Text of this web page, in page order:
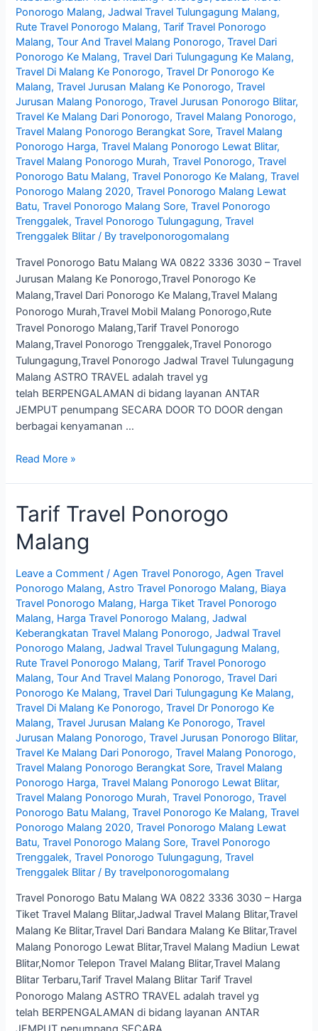
Ponorogo Malang,Jadwal Travel Tulungagung Malang,
Rute Travel Ponorogo Malang,Tarif Travel Ponorogo
Malang,Tour And Travel Malang Ponorogo,Travel Dari
Ponorogo Ke Malang,Travel Dari Tulungagung Ke Malang,
Travel Di Malang Ke Ponorogo,Travel Dr Ponorogo Ke
Malang,Travel Jurusan Malang Ke Ponorogo,Travel
Jurusan Malang Ponorogo,Travel Jurusan Ponorogo Blitar,
Travel Ke Malang Dari Ponorogo,Travel Malang Ponorogo,
Travel Malang Ponorogo Berangkat Sore,Travel Malang
Ponorogo Harga,Travel Malang Ponorogo Lewat Blitar,
Travel Malang Ponorogo Murah,Travel Ponorogo,Travel
Ponorogo Batu Malang,Travel Ponorogo Ke Malang,Travel
Ponorogo Malang 2020,Travel Ponorogo Malang Lewat
Batu,Travel Ponorogo Malang Sore,Travel Ponorogo
Trenggalek,Travel Ponorogo Tulungagung,Travel
Trenggalek Blitar / Bytravelponorogomalang
Travel Ponorogo Batu Malang WA 0822 3336 3030 – Travel
Jurusan Malang Ke Ponorogo,Travel Ponorogo Ke
Malang,Travel Dari Ponorogo Ke Malang,Travel Malang
Ponorogo Murah,Travel Mobil Malang Ponorogo,Rute
Travel Ponorogo Malang,Tarif Travel Ponorogo
Malang,Travel Ponorogo Trenggalek,Travel Ponorogo
Tulungagung,Travel Ponorogo Jadwal Travel Tulungagung
Malang ASTRO TRAVEL adalah travel yg
telah BERPENGALAMAN di bidang layanan ANTAR
JEMPUT penumpang SECARA DOOR TO DOOR dengan
berbagai kenyamanan …
Jadwal
Malang
Read More »
Tarif Travel Ponorogo
Malang
Leave a Comment /Agen Travel Ponorogo,Agen Travel
Ponorogo Malang,Astro Travel Ponorogo Malang, Biaya
Travel Ponorogo Malang, Harga Tiket Travel Ponorogo
Malang, Harga Travel Ponorogo Malang,Jadwal
Keberangkatan Travel Malang Ponorogo,Jadwal Travel
Ponorogo Malang,Jadwal Travel Tulungagung Malang,
Rute Travel Ponorogo Malang,Tarif Travel Ponorogo
Malang,Tour And Travel Malang Ponorogo,Travel Dari
Ponorogo Ke Malang,Travel Dari Tulungagung Ke Malang,
Travel Di Malang Ke Ponorogo,Travel Dr Ponorogo Ke
Malang,Travel Jurusan Malang Ke Ponorogo,Travel
Jurusan Malang Ponorogo,Travel Jurusan Ponorogo Blitar,
Travel Ke Malang Dari Ponorogo,Travel Malang Ponorogo,
Travel Malang Ponorogo Berangkat Sore,Travel Malang
Ponorogo Harga,Travel Malang Ponorogo Lewat Blitar,
Travel Malang Ponorogo Murah,Travel Ponorogo,Travel
Ponorogo Batu Malang,Travel Ponorogo Ke Malang,Travel
Ponorogo Malang 2020,Travel Ponorogo Malang Lewat
Batu,Travel Ponorogo Malang Sore,Travel Ponorogo
Trenggalek,Travel Ponorogo Tulungagung,Travel
Trenggalek Blitar / Bytravelponorogomalang
Travel Ponorogo Batu Malang WA 0822 3336 3030 – Harga
Tiket Travel Malang Blitar,Jadwal Travel Malang Blitar,Travel
Malang Ke Blitar,Travel Dari Bandara Malang Ke Blitar,Travel
Malang Ponorogo Lewat Blitar,Travel Malang Madiun Lewat
Blitar,Nomor Telepon Travel Malang Blitar,Travel Malang
Blitar Terbaru,Tarif Travel Malang Blitar Tarif Travel
Ponorogo Malang ASTRO TRAVEL adalah travel yg
telah BERPENGALAMAN di bidang layanan ANTAR